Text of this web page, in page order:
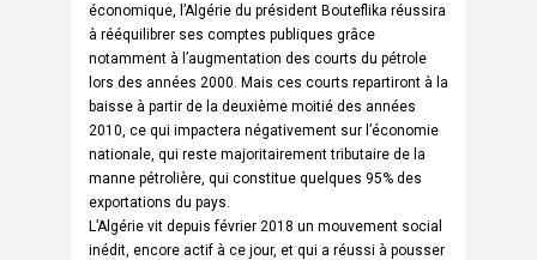
économique, l’Algérie du président Bouteflika réussira
à rééquilibrer ses comptes publiques grâce
notamment à l’augmentation des courts du pétrole
lors des années 2000. Mais ces courts repartiront à la
baisse à partir de la deuxième moitié des années
2010, ce qui impactera négativement sur l’économie
nationale, qui reste majoritairement tributaire de la
manne pétrolière, qui constitue quelques 95% des
exportations du pays.
L’Algérie vit depuis février 2018 un mouvement social
inédit, encore actif à ce jour, et qui a réussi à pousser